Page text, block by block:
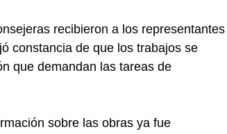
recibieron a los representantes
constancia de que los trabajos se
que demandan las tareas de
sobre las obras ya fue